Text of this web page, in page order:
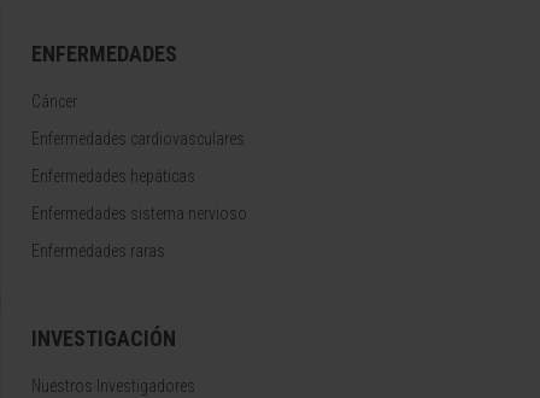
ENFERMEDADES
Cáncer
Enfermedades cardiovasculares
Enfermedades hepáticas
Enfermedades sistema nervioso
Enfermedades raras
INVESTIGACIÓN
Nuestros Investigadores